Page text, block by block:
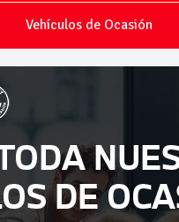
Vehículos de Ocasión